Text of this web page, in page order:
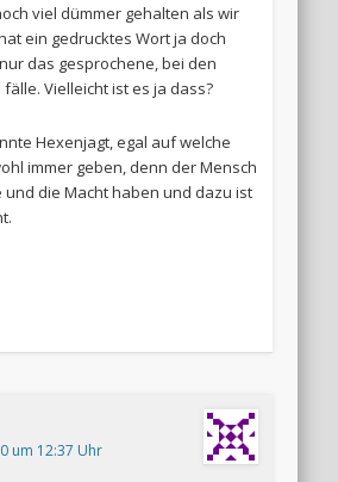
viel dümmer gehalten als wir
ein gedrucktes Wort ja doch
das gesprochene, bei den
Vielleicht ist es ja dass?
Hexenjagt, egal auf welche
immer geben, denn der Mensch
und die Macht haben und dazu ist
um 12:37 Uhr